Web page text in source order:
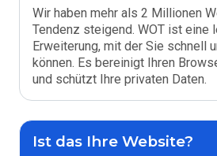
Wir haben mehr als 2 Millionen
Tendenz steigend. WOT ist eine
Erweiterung, mit der Sie schnell
können. Es bereinigt Ihren
und schützt Ihre privaten Daten.
Ist das Ihre Website?